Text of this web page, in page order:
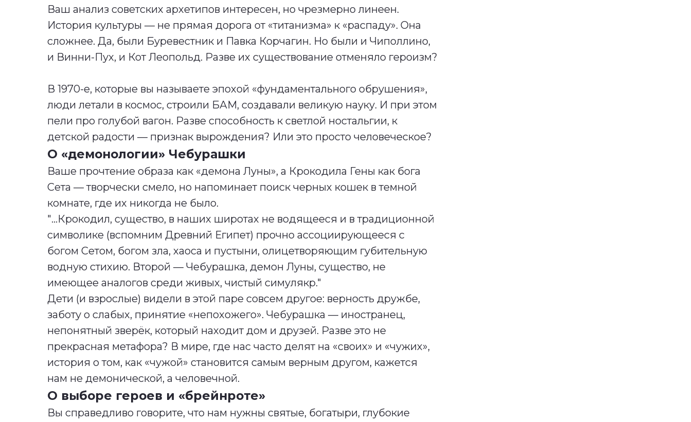
Ваш анализ советских архетипов интересен, но чрезмерно линеен.
История культуры — не прямая дорога от «титанизма» к «распаду». Она
сложнее. Да, были Буревестник и Павка Корчагин. Но были и Чиполлино,
и Винни-Пух, и Кот Леопольд. Разве их существование отменяло героизм?
В 1970-е, которые вы называете эпохой «фундаментального обрушения»,
люди летали в космос, строили БАМ, создавали великую науку. И при этом
пели про голубой вагон. Разве способность к светлой ностальгии, к
детской радости — признак вырождения? Или это просто человеческое?
О «демонологии» Чебурашки
Ваше прочтение образа как «демона Луны», а Крокодила Гены как бога
Сета — творчески смело, но напоминает поиск черных кошек в темной
комнате, где их никогда не было.
"...Крокодил, существо, в наших широтах не водящееся и в традиционной
символике (вспомним Древний Египет) прочно ассоциирующееся с
богом Сетом, богом зла, хаоса и пустыни, олицетворяющим губительную
водную стихию. Второй — Чебурашка, демон Луны, существо, не
имеющее аналогов среди живых, чистый симулякр."
Дети (и взрослые) видели в этой паре совсем другое: верность дружбе,
заботу о слабых, принятие «непохожего». Чебурашка — иностранец,
непонятный зверёк, который находит дом и друзей. Разве это не
прекрасная метафора? В мире, где нас часто делят на «своих» и «чужих»,
история о том, как «чужой» становится самым верным другом, кажется
нам не демонической, а человечной.
О выборе героев и «брейнроте»
Вы справедливо говорите, что нам нужны святые, богатыри, глубокие